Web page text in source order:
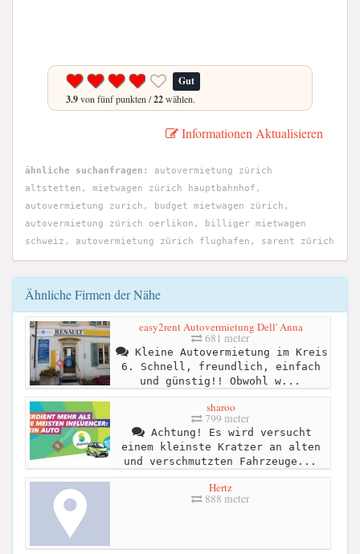
Gut
3.9von fünf punkten /22wählen.
Informationen Aktualisieren
ähnliche suchanfragen:
autovermietung zürich
altstetten, mietwagen zürich hauptbahnhof,
autovermietung zurich, budget mietwagen zürich,
autovermietung zürich oerlikon, billiger mietwagen
schweiz, autovermietung zürich flughafen, sarent zürich
Ähnliche Firmen der Nähe
easy2rent Autovermietung Dell' Anna
681 meter
Kleine Autovermietung im Kreis
6. Schnell, freundlich, einfach
und günstig!! Obwohl w...
sharoo
799 meter
Achtung! Es wird versucht
einem kleinste Kratzer an alten
und verschmutzten Fahrzeuge...
Hertz
888 meter